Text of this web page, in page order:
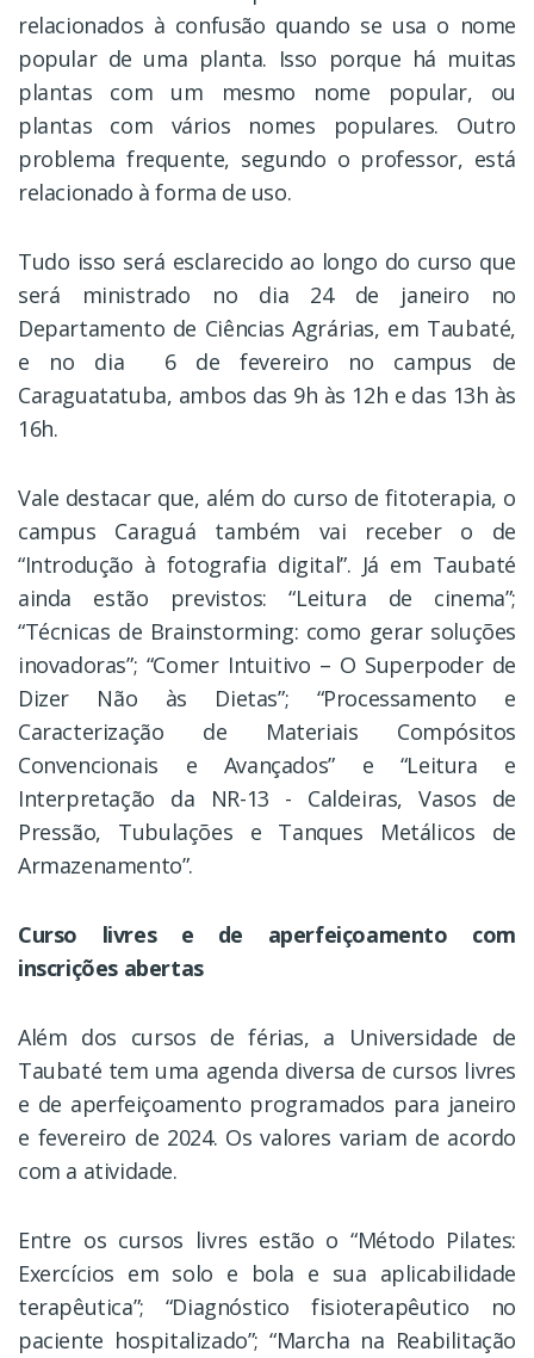
relacionados à confusão quando se usa o nome
popular de uma planta. Isso porque há muitas
plantas com um mesmo nome popular, ou
plantas com vários nomes populares. Outro
problema frequente, segundo o professor, está
relacionado à forma de uso.
Tudo isso será esclarecido ao longo do curso que
será ministrado no dia 24 de janeiro no
Departamento de Ciências Agrárias, em Taubaté,
e no dia 6 de fevereiro no campus de
Caraguatatuba, ambos das 9h às 12h e das 13h às
16h.
Vale destacar que, além do curso de fitoterapia, o
campus Caraguá também vai receber o de
“Introdução à fotografia digital”. Já em Taubaté
ainda estão previstos: “Leitura de cinema”;
“Técnicas de Brainstorming: como gerar soluções
inovadoras”; “Comer Intuitivo – O Superpoder de
Dizer Não às Dietas”; “Processamento e
Caracterização de Materiais Compósitos
Convencionais e Avançados” e “Leitura e
Interpretação da NR-13 - Caldeiras, Vasos de
Pressão, Tubulações e Tanques Metálicos de
Armazenamento”.
Curso livres e de aperfeiçoamento com
inscrições abertas
Além dos cursos de férias, a Universidade de
Taubaté tem uma agenda diversa de cursos livres
e de aperfeiçoamento programados para janeiro
e fevereiro de 2024. Os valores variam de acordo
com a atividade.
Entre os cursos livres estão o “Método Pilates:
Exercícios em solo e bola e sua aplicabilidade
terapêutica”; “Diagnóstico fisioterapêutico no
paciente hospitalizado”; “Marcha na Reabilitação